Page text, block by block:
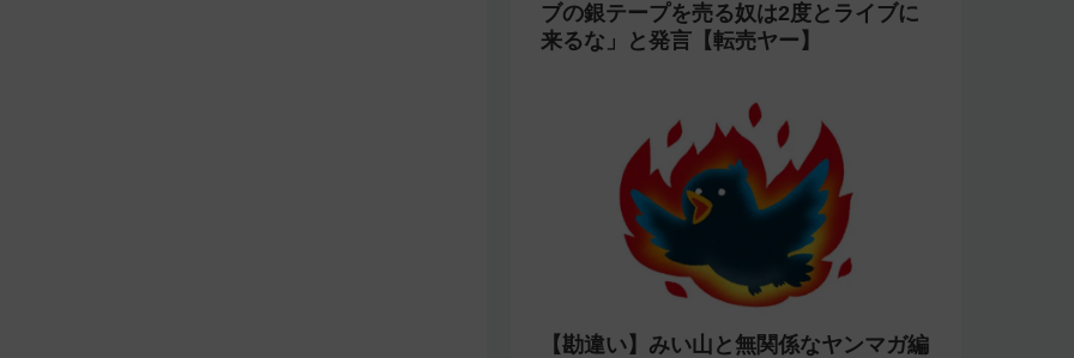
ブの銀テープを売る奴は2度とライブに
来るな」と発言【転売ヤー】
【勘違い】みい山と無関係なヤンマガ編